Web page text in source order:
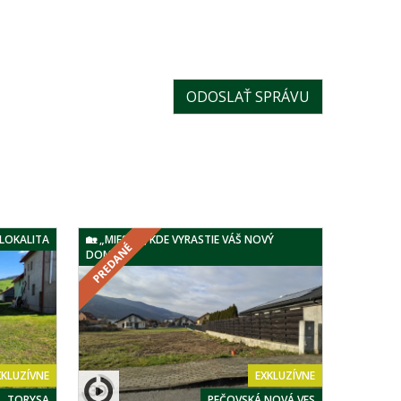
🏡 „MIESTO, KDE VYRASTIE VÁŠ NOVÝ
DOMOV.“
EXKLUZÍVNE